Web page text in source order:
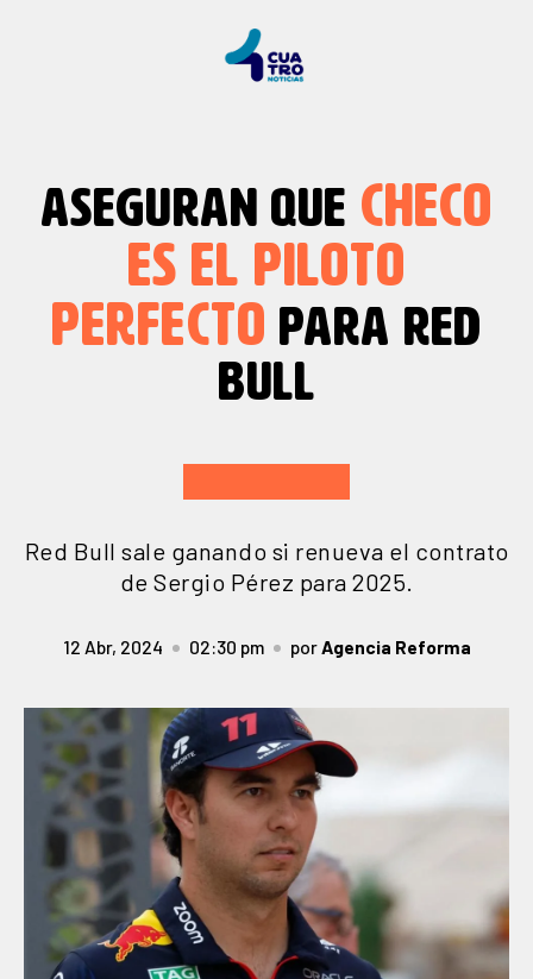
ASEGURAN QUE CHECO
ES EL PILOTO
PERFECTO PARA RED
BULL
Red Bull sale ganando si renueva el contrato
de Sergio Pérez para 2025.
12 Abr, 2024 02:30 pm porAgencia Reforma